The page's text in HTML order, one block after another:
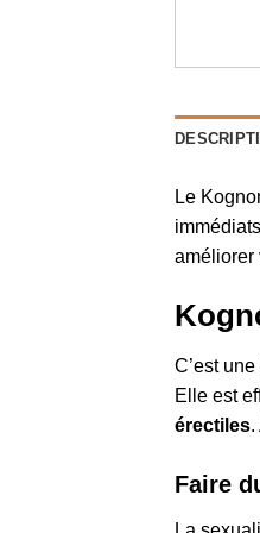
Le
améliorer
C’est
Elle est
érectiles.
Faire